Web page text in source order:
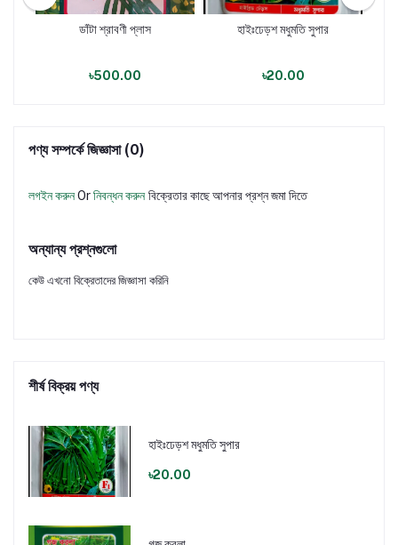
ডাঁটা শ্রাবণী প্লাস
৳500.00
হাইঃঢেড়শ মধুমতি সুপার
৳20.00
পণ্য সম্পর্কে জিজ্ঞাসা (0)
লগইন করুনOrনিবন্ধন করুন বিক্রেতার কাছে আপনার প্রশ্ন জমা দিতে
অন্যান্য প্রশ্নগুলো
কেউ এখনো বিক্রেতাদের জিজ্ঞাসা করিনি
শীর্ষ বিক্রয় পণ্য
হাইঃঢেড়শ মধুমতি সুপার
৳20.00